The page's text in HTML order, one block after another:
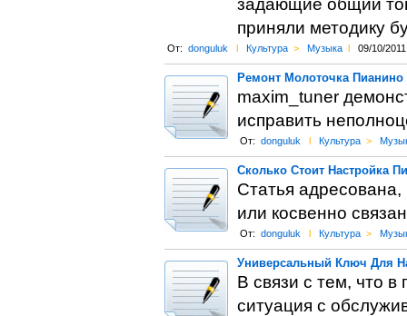
задающие общий
приняли методику
От: donguluk l Культура > Музыка l 09/10/2011
Ремонт Молоточка
maxim_tuner
исправить
От: donguluk l Культура >
Сколько Стоит Настройка
Статья адресована,
или косвенно
От: donguluk l Культура >
Универсальный Ключ Для
В связи с тем, что в
ситуация с